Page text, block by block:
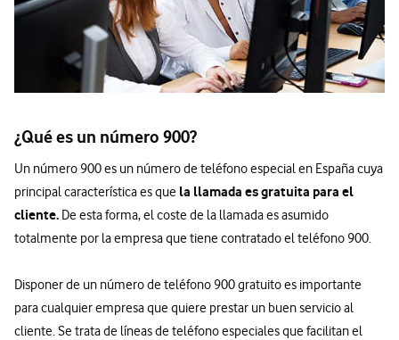
¿Qué es un número 900?
Un número 900 es un número de teléfono especial en España cuya
principal característica es que la llamada es gratuita para el
cliente. De esta forma, el coste de la llamada es asumido
totalmente por la empresa que tiene contratado el teléfono 900.
Disponer de un número de teléfono 900 gratuito es importante
para cualquier empresa que quiere prestar un buen servicio al
cliente. Se trata de líneas de teléfono especiales que facilitan el